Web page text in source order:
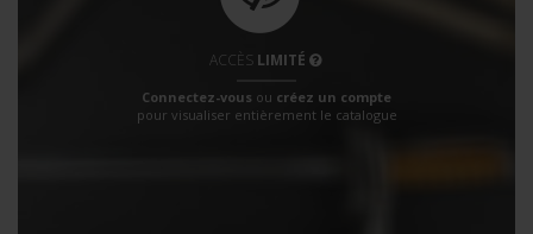
ACCÈS LIMITÉ
Connectez-vous ou créez un compte
pour visualiser entièrement le catalogue